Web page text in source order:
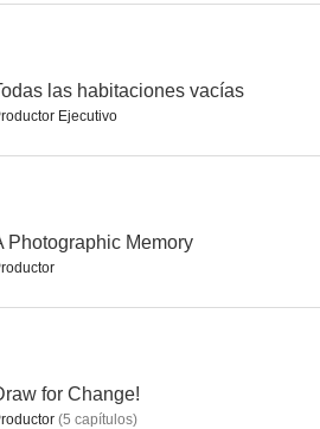
las habitaciones vacías
Ejecutivo
Photographic Memory
for Change!
(5 capítulos)